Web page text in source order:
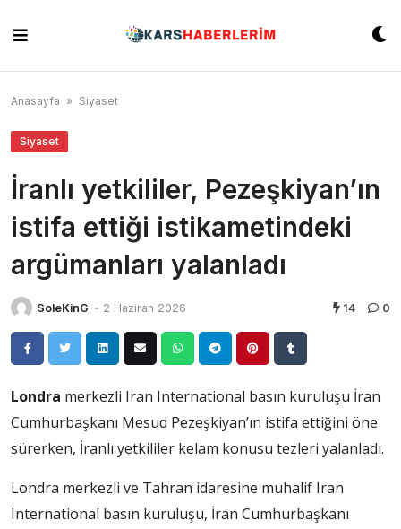
content
Anasayfa » Siyaset
Siyaset
İranlı yetkililer, Pezeşkiyan’ın
istifa ettiği istikametindeki
argümanları yalanladı
SoleKinG - 2 Haziran 2026 14 0
Londra merkezli Iran International basın kuruluşu İran
Cumhurbaşkanı Mesud Pezeşkiyan’ın istifa ettiğini öne
sürerken, İranlı yetkililer kelam konusu tezleri yalanladı.
Londra merkezli ve Tahran idaresine muhalif Iran
International basın kuruluşu, İran Cumhurbaşkanı